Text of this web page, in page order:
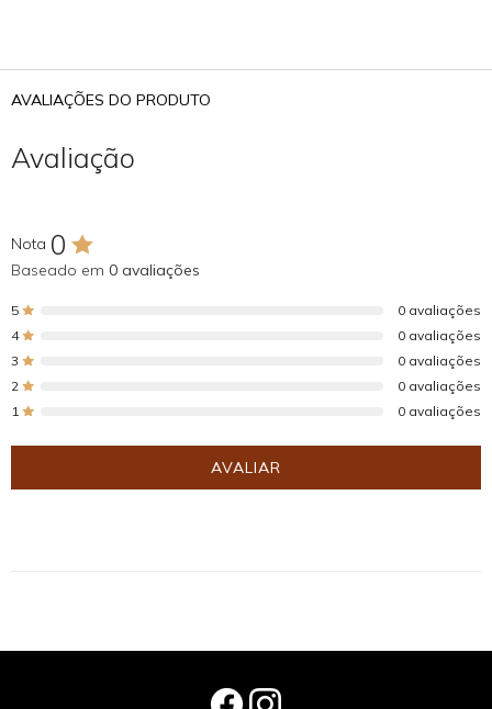
AVALIAÇÕES DO PRODUTO
Avaliação
Nota 0
Baseado em0 avaliações
5
0 avaliações
4
0 avaliações
3
0 avaliações
2
0 avaliações
1
0 avaliações
AVALIAR